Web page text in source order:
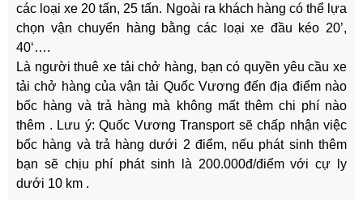
các loại xe 20 tấn, 25 tấn. Ngoài ra khách hàng có thể lựa
chọn vận chuyển hàng bằng các loại xe đầu kéo 20’,
40‘….
Là người thuê xe tải chở hàng, bạn có quyền yêu cầu xe
tải chở hàng của vận tải Quốc Vương đến địa điểm nào
bốc hàng và trả hàng mà không mất thêm chi phí nào
thêm . Lưu ý: Quốc Vương Transport sẽ chấp nhận việc
bốc hàng và trả hàng dưới 2 điểm, nếu phát sinh thêm
bạn sẽ chịu phí phát sinh là 200.000đ/điểm với cự ly
dưới 10 km .